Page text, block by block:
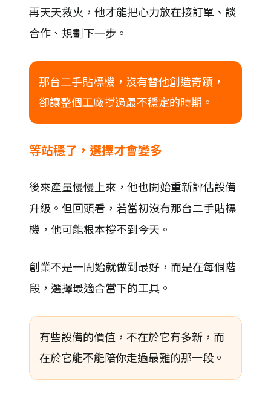
再天天救火，他才能把心力放在接訂單、談
合作、規劃下一步。
那台二手貼標機，沒有替他創造奇蹟，
卻讓整個工廠撐過最不穩定的時期。
等站穩了，選擇才會變多
後來產量慢慢上來，他也開始重新評估設備
升級。但回頭看，若當初沒有那台二手貼標
機，他可能根本撐不到今天。
創業不是一開始就做到最好，而是在每個階
段，選擇最適合當下的工具。
有些設備的價值，不在於它有多新，而
在於它能不能陪你走過最難的那一段。